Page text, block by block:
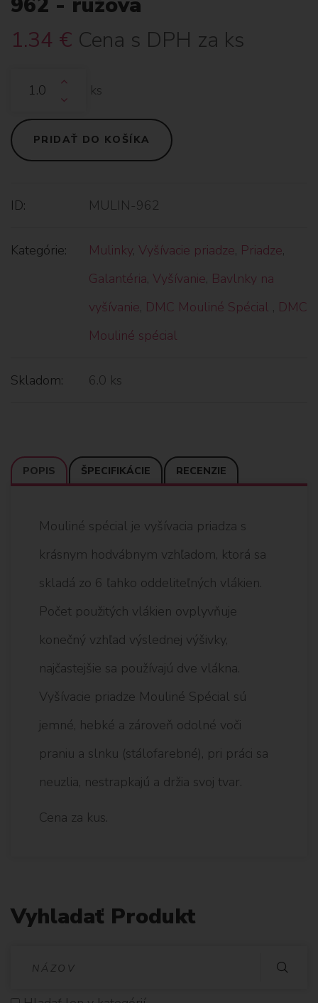
1.34 € Cena s DPH za ks
ks
PRIDAŤ DO KOŠÍKA
ID: MULIN-962
Kategórie: Mulinky, Vyšívacie priadze, Priadze,
Galantéria, Vyšívanie, Bavlnky na
vyšívanie, DMC Mouliné Spécial , DMC
Mouliné spécial
Skladom: 6.0 ks
POPIS ŠPECIFIKÁCIE RECENZIE
Mouliné spécial je vyšívacia priadza s
krásnym hodvábnym vzhľadom, ktorá sa
skladá zo 6 ľahko oddeliteľných vlákien.
Počet použitých vlákien ovplyvňuje
konečný vzhľad výslednej výšivky,
najčastejšie sa používajú dve vlákna.
Vyšívacie priadze Mouliné Spécial sú
jemné, hebké a zároveň odolné voči
praniu a slnku (stálofarebné), pri práci sa
neuzlia, nestrapkajú a držia svoj tvar.
Cena za kus.
Vyhladať Produkt